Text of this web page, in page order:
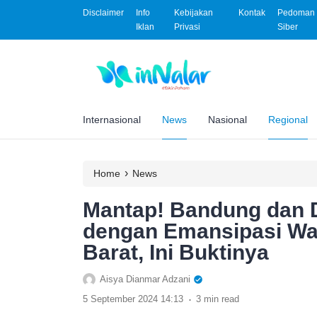
Disclaimer
Info
Iklan
Kebijakan
Privasi
Kontak
Siber
Internasional News Nasional Regional
Home › News
Mantap! Bandung dan
dengan Emansipasi
Barat, Ini Buktinya
Aisya Dianmar Adzani
5 September 2024 14:13 . 3 min read